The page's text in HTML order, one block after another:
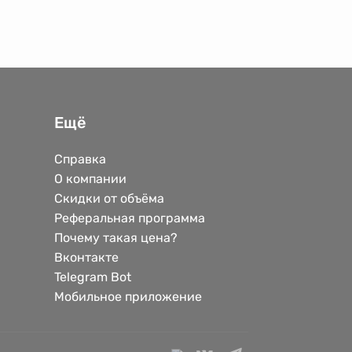
Ещё
Справка
О компании
Скидки от объёма
Реферальная программа
Почему такая цена?
Вконтакте
Telegram Bot
Мобильное приложение